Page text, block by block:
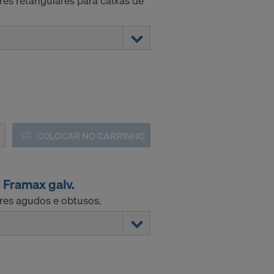
COLOCAR NO CARRINHO
galv.
agudos e obtusos.
a transferir
o futuro,
EUA?